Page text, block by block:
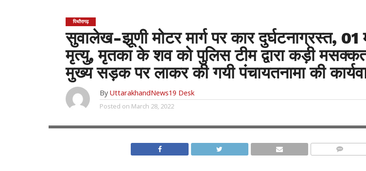
पिथौरागढ़
सुवालेख-झूणी मोटर मार्ग पर कार दुर्घटनाग्रस्त, 01
मृत्यु, मृतका के शव को पुलिस टीम द्वारा कड़ी
मुख्य सड़क पर लाकर की गयी पंचायतनामा की
By UttarakhandNews19 Desk
Posted on March 28, 2022